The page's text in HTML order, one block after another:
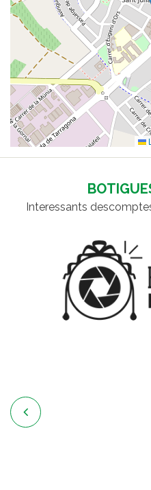
Interessants
